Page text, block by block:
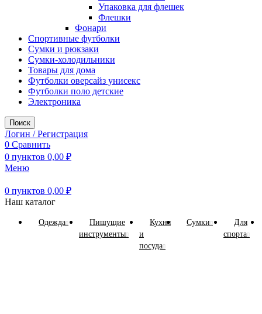
Упаковка для флешек
Флешки
Фонари
Спортивные футболки
Сумки и рюкзаки
Сумки-холодильники
Товары для дома
Футболки оверсайз унисекс
Футболки поло детские
Электроника
Поиск
Логин / Регистрация
0 Сравнить
0 пунктов 0,00 ₽
Меню
0 пунктов 0,00 ₽
Наш каталог
Одежда
Пишущие
инструменты
Кухня
и
посуда
Сумки
Для
спорта